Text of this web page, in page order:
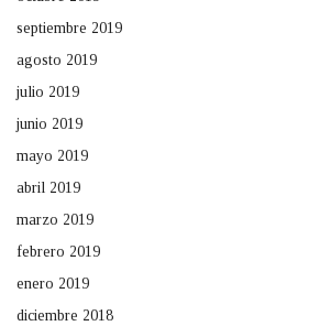
septiembre 2019
agosto 2019
julio 2019
junio 2019
mayo 2019
abril 2019
marzo 2019
febrero 2019
enero 2019
diciembre 2018